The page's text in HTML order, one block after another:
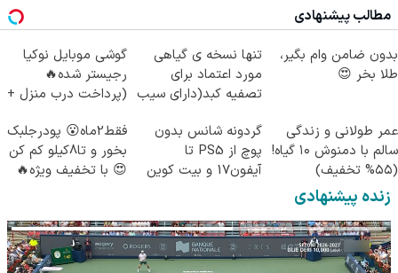
مطالب پیشنهادی
بدون ضامن وام بگیر،
طلا بخر 😍
تنها نسخه ی گیاهی
مورد اعتماد برای
تصفیه کبد(دارای سیب
گوشی موبایل نوکیا
رجیستر شده🔥
(پرداخت درب منزل +
عمر طولانی و زندگی
سالم با دمنوش ۱۰ گیاه!
(۵۵% تخفیف)
گردونه شانس بدون
پوچ از PS5 تا
آیفون17 و بیت کوین
فقط2ماه😮 پودرجلبک
بخور و تا8کیلو کم کن
😍 با تخفیف ویژه🔥
زنده پیشنهادی